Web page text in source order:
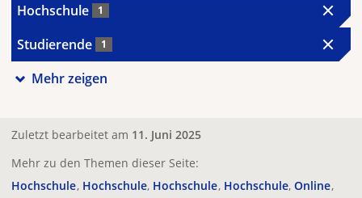
Hochschule 1
Studierende 1
Mehr zeigen
Zuletzt bearbeitet am 11. Juni 2025
Mehr zu den Themen dieser Seite:
Hochschule Hochschule Hochschule Hochschule Online